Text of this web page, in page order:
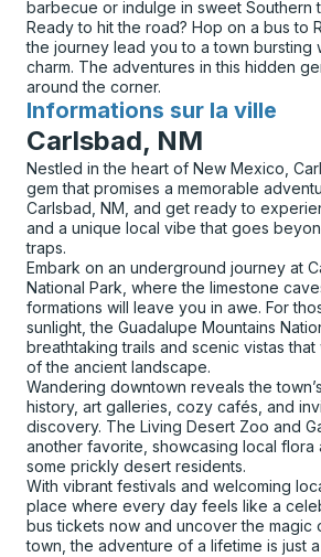
barbecue or indulge in sweet Southern
Ready to hit the road? Hop on a bus to
the journey lead you to a town bursting
charm. The adventures in this hidden
around the corner.
Informations sur la ville
pour
Carlsbad, NM
Nestled in the heart of New Mexico,
gem that promises a memorable
Carlsbad, NM, and get ready to
and a unique local vibe that goes
traps.
Embark on an underground journey at
National Park, where the limestone
formations will leave you in awe. For
sunlight, the Guadalupe Mountains
breathtaking trails and scenic vistas
of the ancient landscape.
Wandering downtown reveals the
history, art galleries, cozy cafés, and
discovery. The Living Desert Zoo and
another favorite, showcasing local flora
some prickly desert residents.
With vibrant festivals and welcoming
place where every day feels like a
bus tickets now and uncover the magic
town, the adventure of a lifetime is just